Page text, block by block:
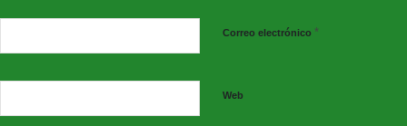
Correo electrónico *
Web